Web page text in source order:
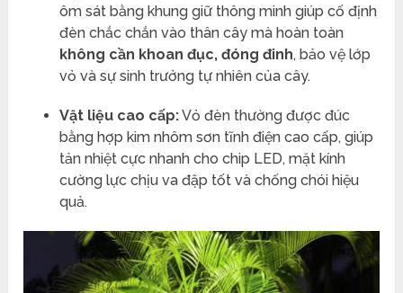
ôm sát bằng khung giữ thông minh giúp cố định
đèn chắc chắn vào thân cây mà hoàn toàn
không cần khoan đục, đóng đinh, bảo vệ lớp
vỏ và sự sinh trưởng tự nhiên của cây.
Vật liệu cao cấp:Vỏ đèn thường được đúc
bằng hợp kim nhôm sơn tĩnh điện cao cấp, giúp
tản nhiệt cực nhanh cho chip LED, mặt kính
cường lực chịu va đập tốt và chống chói hiệu
quả.